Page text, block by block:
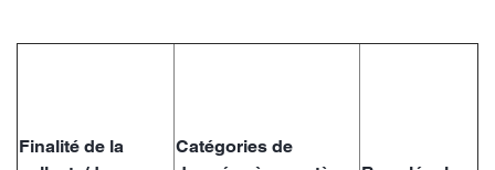
Finalité de la
Catégories de